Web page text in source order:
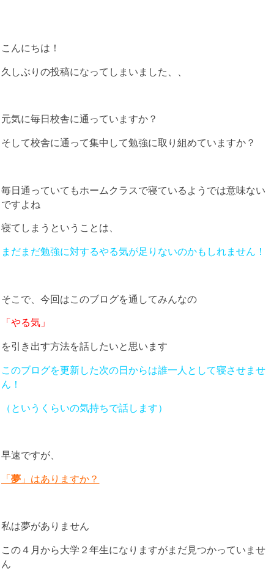
こんにちは！
久しぶりの投稿になってしまいました、、
元気に毎日校舎に通っていますか？
そして校舎に通って集中して勉強に取り組めていますか？
毎日通っていてもホームクラスで寝ているようでは意味ない
ですよね
寝てしまうということは、
まだまだ勉強に対するやる気が足りないのかもしれません！
そこで、今回はこのブログを通してみんなの
「やる気」
を引き出す方法を話したいと思います
このブログを更新した次の日からは誰一人として寝させませ
ん！
（というくらいの気持ちで話します）
早速ですが、
「夢 」はありますか？
私は夢がありません
この４月から大学２年生になりますがまだ見つかっていませ
ん